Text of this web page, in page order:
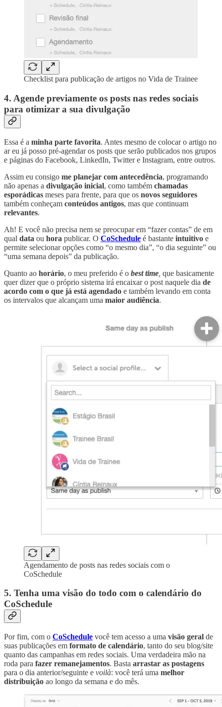
Checklist para publicação de artigos no Vida de Trainee
4. Agende previamente os posts nas redes sociais
para otimizar a sua divulgação
Essa é a minha parte favorita. Antes mesmo de colocar o artigo no
ar eu já posso pré-agendar os posts que serão publicados nos grupos
e páginas do Facebook, LinkedIn, Twitter e Instagram, entre outros.
Assim eu consigo me planejar com antecedência, programando
não apenas a divulgação inicial, como também chamadas
esporádicas meses para frente, para que os novos seguidores
também conheçam conteúdos antigos, mas que continuam
relevantes.
Ah! E você não precisa nem se preocupar em “fazer contas” de em
qual data ou hora publicar. O CoSchedule é bastante intuitivo e
permite selecionar opções como “o mesmo dia”, “o dia seguinte” ou
“uma semana depois” da publicação.
Quanto ao horário, o meu preferido é o best time que basicamente
quer dizer que o próprio sistema irá encaixar o post naquele dia de
acordo com o que já está agendado e também levando em conta
os intervalos que alcançam uma maior audiência.
Agendamento de posts nas redes sociais com o
CoSchedule
5. Tenha uma visão do todo com o calendário do
CoSchedule
Por fim, com o CoSchedule você tem acesso a uma visão geral de
suas publicações em formato de calendário, tanto do seu blog/site
quanto das campanhas em redes sociais. Uma verdadeira mão na
roda para fazer remanejamentos. Basta arrastar as postagens
para o dia anterior/seguinte e voilà: você terá uma melhor
distribuição ao longo da semana e do mês.